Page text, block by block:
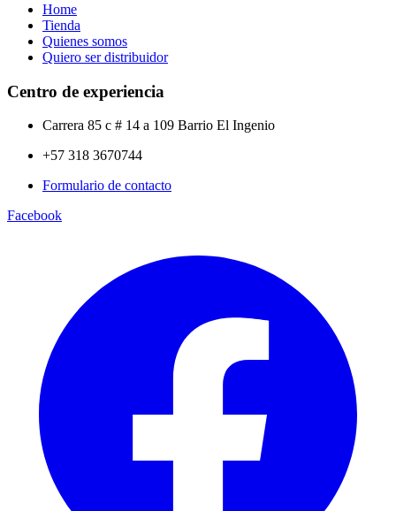
Home
Tienda
Quienes somos
Quiero ser distribuidor
Centro de experiencia
Carrera 85 c # 14 a 109 Barrio El Ingenio
+57 318 3670744
Formulario de contacto
Facebook